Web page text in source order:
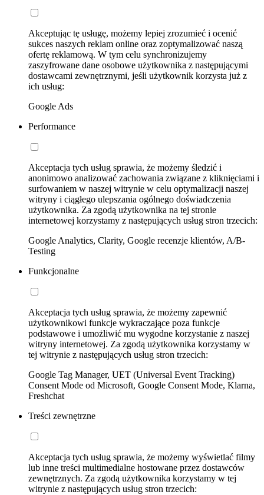
Akceptując tę usługę, możemy lepiej zrozumieć i ocenić
sukces naszych reklam online oraz zoptymalizować naszą
ofertę reklamową. W tym celu synchronizujemy
zaszyfrowane dane osobowe użytkownika z następującymi
dostawcami zewnętrznymi, jeśli użytkownik korzysta już z
ich usług:
Google Ads
Performance
Akceptacja tych usług sprawia, że możemy śledzić i
anonimowo analizować zachowania związane z kliknięciami i
surfowaniem w naszej witrynie w celu optymalizacji naszej
witryny i ciągłego ulepszania ogólnego doświadczenia
użytkownika. Za zgodą użytkownika na tej stronie
internetowej korzystamy z następujących usług stron trzecich:
Google Analytics, Clarity, Google recenzje klientów, A/B-
Testing
Funkcjonalne
Akceptacja tych usług sprawia, że możemy zapewnić
użytkownikowi funkcje wykraczające poza funkcje
podstawowe i umożliwić mu wygodne korzystanie z naszej
witryny internetowej. Za zgodą użytkownika korzystamy w
tej witrynie z następujących usług stron trzecich:
Google Tag Manager, UET (Universal Event Tracking)
Consent Mode od Microsoft, Google Consent Mode, Klarna,
Freshchat
Treści zewnętrzne
Akceptacja tych usług sprawia, że możemy wyświetlać filmy
lub inne treści multimedialne hostowane przez dostawców
zewnętrznych. Za zgodą użytkownika korzystamy w tej
witrynie z następujących usług stron trzecich: